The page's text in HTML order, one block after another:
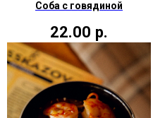
Соба с говядиной
22.00 р.